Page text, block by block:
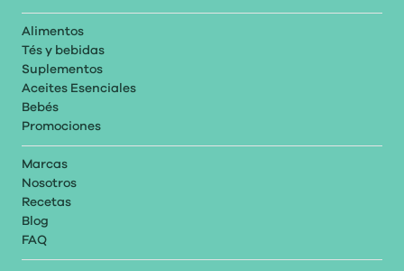
Alimentos
Tés y bebidas
Suplementos
Aceites Esenciales
Bebés
Promociones
Marcas
Nosotros
Recetas
Blog
FAQ